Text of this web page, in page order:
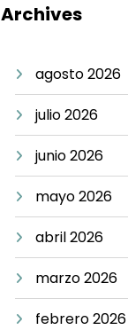
Archives
agosto 2026
julio 2026
junio 2026
mayo 2026
abril 2026
marzo 2026
febrero 2026